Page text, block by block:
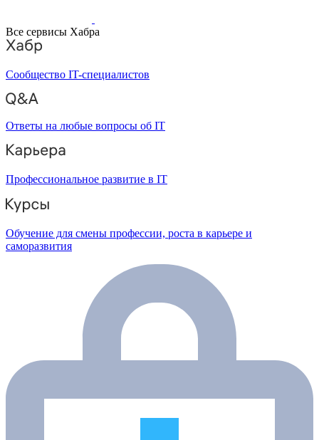
Все сервисы Хабра
Сообщество IT-специалистов
Ответы на любые вопросы об IT
Профессиональное развитие в IT
Обучение для смены профессии, роста в карьере и
саморазвития